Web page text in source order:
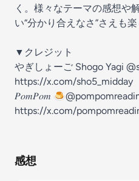
く。様々なテーマの感想や
い“分かり合えなさ”さえも
▼クレジット
やぎしょーご Shogo Yagi
⁠⁠⁠⁠⁠⁠⁠⁠⁠⁠⁠⁠⁠⁠⁠⁠⁠⁠⁠⁠⁠⁠⁠⁠⁠⁠⁠⁠⁠⁠⁠⁠https://x.com/sho5_midday⁠⁠⁠⁠⁠⁠⁠⁠⁠⁠⁠⁠⁠⁠⁠⁠⁠⁠⁠⁠⁠⁠⁠⁠⁠⁠⁠⁠⁠⁠⁠⁠
𝑃𝑜𝑚𝑃𝑜𝑚
⁠⁠⁠⁠⁠⁠⁠⁠⁠⁠⁠⁠⁠⁠⁠⁠⁠⁠⁠⁠⁠⁠⁠⁠⁠⁠⁠⁠⁠⁠⁠⁠https://x.com/
感想